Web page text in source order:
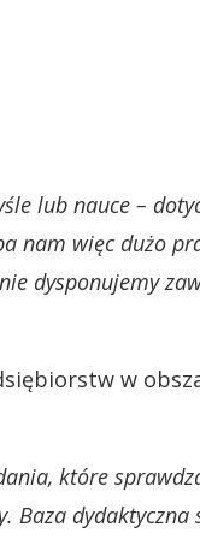
lub nauce –
nam więc dużo
dysponujemy
w
które
dydaktyczna